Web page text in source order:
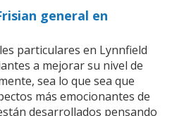
general en
particulares en Lynnfield
a mejorar su nivel de
sea lo que sea que
más emocionantes de
desarrollados pensando